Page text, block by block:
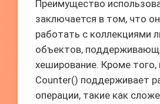
Преимущество
заключается в том, что
работать с коллекциями
объектов,
хеширование. Кроме того,
Counter() поддерживает
операции, такие как